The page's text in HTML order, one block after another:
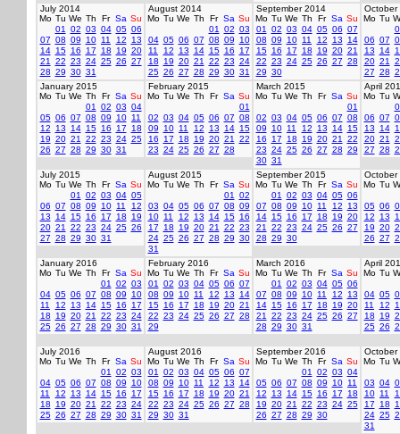
July 2014
Mo Tu We Th Fr Sa Su
01
02 03 04 05 06
07 08 09 10 11 12
13
14 15 16 17 18 19 20
21
22 23 24 25 26 27
28 29 30 31
August 2014
Mo Tu We Th Fr Sa Su
01
02 03
04 05 06 07 08 09
10
11
12 13 14 15 16
17
18
19 20 21 22 23 24
25 26 27 28 29 30 31
September 2014
Mo Tu We Th Fr Sa Su
01
02 03 04 05 06 07
08 09 10 11 12 13
14
15 16 17 18 19 20 21
22 23 24 25 26 27 28
29 30
October
Mo Tu
06 07
13
14
20 21
27 28
January 2015
Mo Tu We Th Fr Sa Su
01
02 03 04
05 06 07 08 09 10 11
12
13 14 15 16 17
18
19 20 21 22 23 24 25
26 27 28 29 30 31
February 2015
Mo Tu We Th Fr Sa Su
01
02 03 04 05 06 07 08
09
10 11 12 13 14 15
16
17 18 19 20 21
22
23 24 25 26 27 28
March 2015
Mo Tu We Th Fr Sa Su
01
02 03 04 05 06 07 08
09
10 11 12 13 14 15
16
17 18 19 20 21
22
23 24 25 26 27 28 29
30 31
April
Mo Tu
06 07
13
14
20 21
27 28
July 2015
Mo Tu We Th Fr Sa Su
01
02 03 04 05
06 07 08 09 10 11
12
13
14 15 16 17 18
19
20 21 22 23 24 25 26
27 28 29 30 31
August 2015
Mo Tu We Th Fr Sa Su
01
02
03 04 05 06 07 08 09
10 11 12 13 14 15 16
17
18 19 20 21 22 23
24 25 26 27 28 29 30
31
September 2015
Mo Tu We Th Fr Sa Su
01
02 03 04 05 06
07 08 09 10 11 12
13
14 15 16 17 18 19 20
21
22 23 24 25 26 27
28 29 30
October
Mo Tu
05 06
12
13
19 20
26 27
January 2016
Mo Tu We Th Fr Sa Su
01
02 03
04 05 06 07 08 09
10
11
12 13 14 15 16
17
18
19 20 21 22 23 24
25 26 27 28 29 30 31
February 2016
Mo Tu We Th Fr Sa Su
01
02 03 04 05 06 07
08 09 10 11 12 13
14
15 16 17 18 19 20 21
22 23 24 25 26 27 28
29
March 2016
Mo Tu We Th Fr Sa Su
01
02 03 04 05 06
07 08 09 10 11 12
13
14 15 16 17 18 19 20
21
22 23 24 25 26 27
28 29 30 31
April
Mo Tu
04 05
11
12
18
19
25 26
July 2016
Mo Tu We Th Fr Sa Su
01
02 03
04 05 06 07 08 09
10
11
12 13 14 15 16
17
18
19 20 21 22 23 24
25 26 27 28 29 30 31
August 2016
Mo Tu We Th Fr Sa Su
01
02 03 04 05 06 07
08 09 10 11 12 13
14
15 16 17 18 19 20 21
22 23 24 25 26 27 28
29 30 31
September 2016
Mo Tu We Th Fr Sa Su
01
02 03 04
05 06 07 08 09 10 11
12
13 14 15 16 17
18
19 20 21 22 23 24 25
26 27 28 29 30
October
Mo Tu
03 04
10 11
17
18
24 25
31